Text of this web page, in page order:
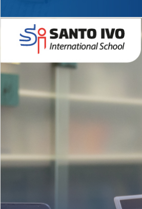
Novidades 2026 High School
EDUCAÇÃO
Inglês todos os
igh
Dupla